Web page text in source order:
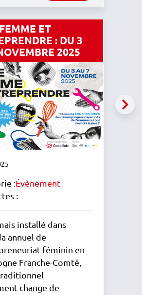
ET
: DU 3
2025
:Évènement
:
installé dans
annuel de
féminin en
Franche-Comté,
change de